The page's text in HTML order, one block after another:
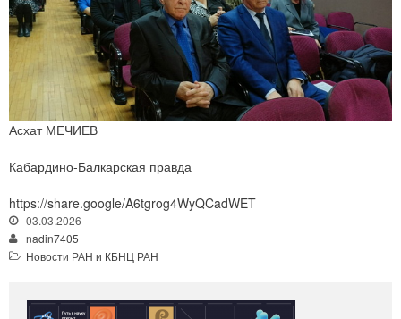
Асхат МЕЧИЕВ
Кабардино-Балкарская правда
https://share.google/A6tgrog4WyQCadWET
03.03.2026
nadin7405
Новости РАН и КБНЦ РАН